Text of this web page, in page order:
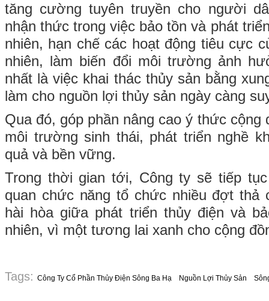
tăng cường tuyên truyền cho người
nhận thức trong việc bảo tồn và phát
nhiên, hạn chế các hoạt động tiêu cực
nhiên, làm biến đổi môi trường ảnh
nhất là việc khai thác thủy sản bằng
làm cho nguồn lợi thủy sản ngày càng
Qua đó, góp phần nâng cao ý thức cộng
môi trường sinh thái, phát triển nghề
quả và bền vững.
Trong thời gian tới, Công ty sẽ tiếp
quan chức năng tổ chức nhiều đợt thả
hài hòa giữa phát triển thủy điện và
nhiên, vì một tương lai xanh cho cộng
Tags: Công Ty Cổ Phần Thủy Điện Sông Ba Hạ Nguồn Lợi Thủy Sản